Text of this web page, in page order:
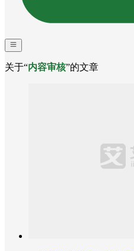
关于“内容审核”的文章